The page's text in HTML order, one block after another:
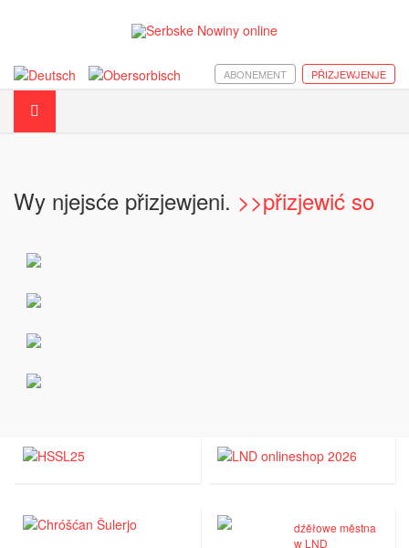
PŘIZJEWJENJE
ABONEMENT
Wy njejsće přizjewjeni. >>přizjewić so
dźěłowe městna
w LND